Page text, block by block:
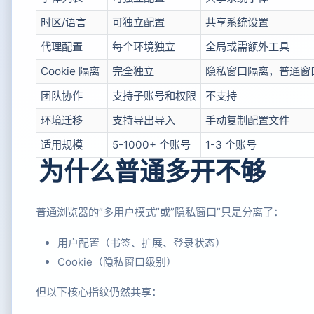
时区/语言
可独立配置
共享系统设置
代理配置
每个环境独立
全局或需额外工具
Cookie 隔离
完全独立
隐私窗口隔离，普通窗
团队协作
支持子账号和权限
不支持
环境迁移
支持导出导入
手动复制配置文件
适用规模
5-1000+ 个账号 1-3 个账号
为什么普通多开不够
普通浏览器的”多用户模式”或”隐私窗口”只是分离了：
用户配置（书签、扩展、登录状态）
Cookie（隐私窗口级别）
但以下核心指纹仍然共享：